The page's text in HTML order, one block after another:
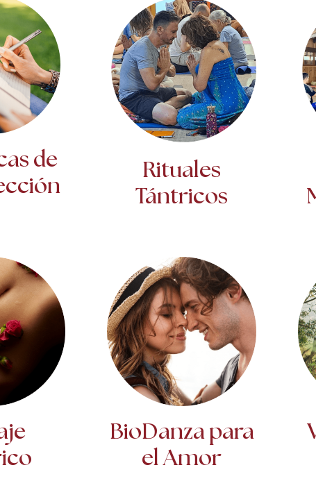
de
Rituales
Tántricos
BioDanza para
el Amor